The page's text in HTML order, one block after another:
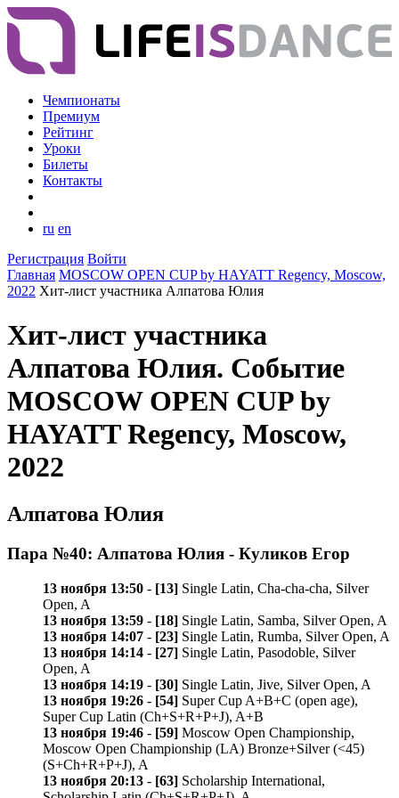
Чемпионаты
Премиум
Рейтинг
Уроки
Билеты
Контакты
ru en
Регистрация Войти
Главная MOSCOW OPEN CUP by HAYATT Regency, Moscow,
2022 Хит-лист участника Алпатова Юлия
Хит-лист участника
Алпатова Юлия. Событие
MOSCOW OPEN CUP by
HAYATT Regency, Moscow,
2022
Алпатова Юлия
Пара №40: Алпатова Юлия - Куликов Егор
13 ноября 13:50 - [13] Single Latin, Cha-cha-cha, Silver
Open, A
13 ноября 13:59 - [18] Single Latin, Samba, Silver Open, A
13 ноября 14:07 - [23] Single Latin, Rumba, Silver Open, A
13 ноября 14:14 - [27] Single Latin, Pasodoble, Silver
Open, A
13 ноября 14:19 - [30] Single Latin, Jive, Silver Open, A
13 ноября 19:26 - [54] Super Cup A+B+C (open age),
Super Cup Latin (Ch+S+R+P+J), A+B
13 ноября 19:46 - [59] Moscow Open Championship,
Moscow Open Championship (LA) Bronze+Silver (<45)
(S+Ch+R+P+J), A
13 ноября 20:13 - [63] Scholarship International,